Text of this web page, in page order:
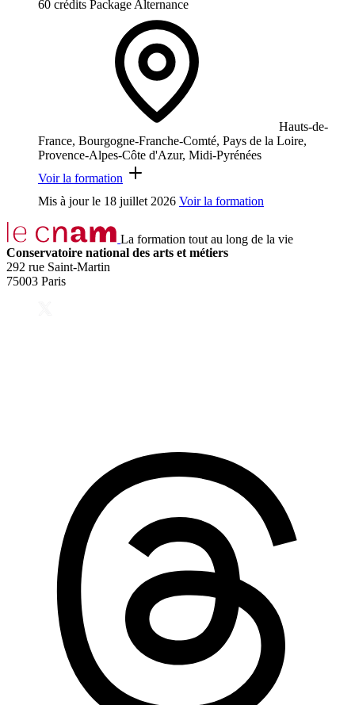
60 crédits Package Alternance
Hauts-de-
France, Bourgogne-Franche-Comté, Pays de la Loire,
Provence-Alpes-Côte d'Azur, Midi-Pyrénées
Voir la formation
Mis à jour le 18 juillet 2026 Voir la formation
La formation tout au long de la vie
Conservatoire national des arts et métiers
292 rue Saint-Martin
75003 Paris